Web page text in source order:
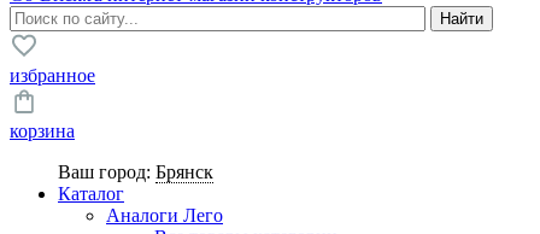
избранное
корзина
Ваш город: Брянск
Каталог
Аналоги Лего